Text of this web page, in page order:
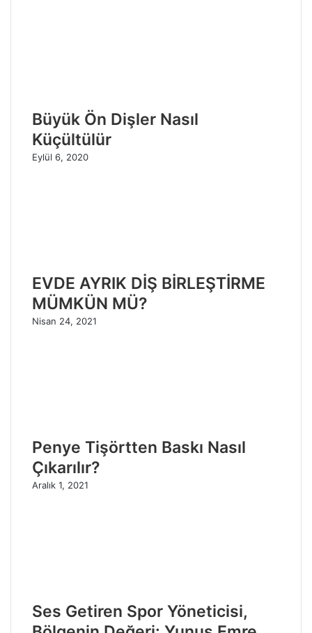
Büyük Ön Dişler Nasıl
Küçültülür
Eylül 6, 2020
EVDE AYRIK DİŞ BİRLEŞTİRME
MÜMKÜN MÜ?
Nisan 24, 2021
Penye Tişörtten Baskı Nasıl
Çıkarılır?
Aralık 1, 2021
Ses Getiren Spor Yöneticisi,